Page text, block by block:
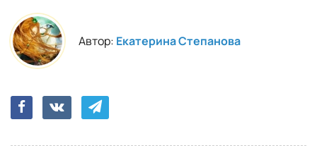
Автор: Екатерина Степанова